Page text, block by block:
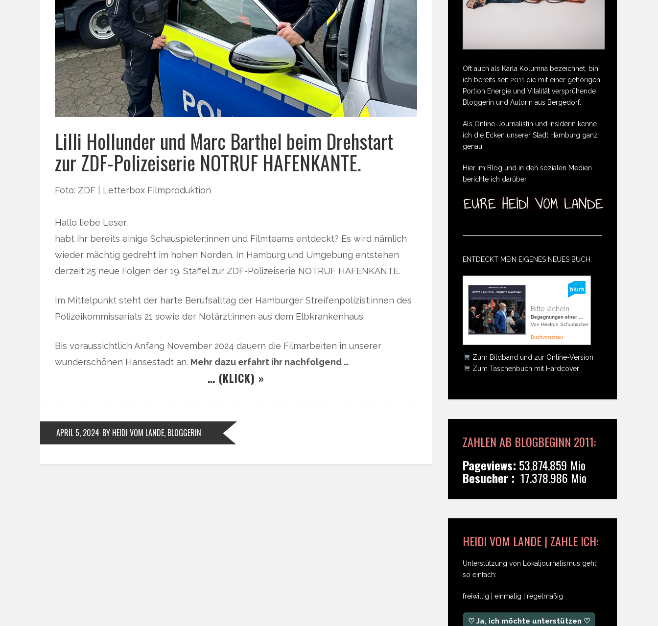
Lilli Hollunder und Marc Barthel beim Drehstart
zur ZDF-Polizeiserie NOTRUF HAFENKANTE.
Foto: ZDF | Letterbox Filmproduktion
Hallo liebe Leser,
habt ihr bereits einige Schauspieler:innen und Filmteams entdeckt? Es wird nämlich
wieder mächtig gedreht im hohen Norden. In Hamburg und Umgebung entstehen
derzeit 25 neue Folgen der 19. Staffel zur ZDF-Polizeiserie NOTRUF HAFENKANTE.
Im Mittelpunkt steht der harte Berufsalltag der Hamburger Streifenpolizist:innen des
Polizeikommissariats 21 sowie der Notärzt:innen aus dem Elbkrankenhaus.
Bis voraussichtlich Anfang November 2024 dauern die Filmarbeiten in unserer
wunderschönen Hansestadt an. Mehr dazu erfahrt ihr nachfolgend …
… (KLICK) »
APRIL 5, 2024 BY HEIDI VOM LANDE, BLOGGERIN
Oft auch als Karla Kolumna bezeichnet, bin
ich bereits seit 2011 die mit einer gehörigen
Portion Energie und Vitalität versprühende
Bloggerin und Autorin aus Bergedorf.
Als Online-Journalistin und Insiderin kenne
ich die Ecken unserer Stadt Hamburg ganz
genau.
Hier im Blog und in den sozialen Medien
berichte ich darüber.
ENTDECKT MEIN EIGENES NEUES BUCH:
Bitte lächeln ...
Begegnungen einer ...
Von Heidrun Schumacher
Buchvorschau
Zum Bildband und zur Online-Version
Zum Taschenbuch mit Hardcover
ZAHLEN AB BLOGBEGINN 2011:
Pageviews: 53.874.859 Mio
Besucher : 17.378.986 Mio
HEIDI VOM LANDE | ZAHLE ICH:
Unterstützung von Lokaljournalismus geht
so einfach:
freiwillig | einmalig | regelmäßig
♡ Ja, ich möchte unterstützen ♡